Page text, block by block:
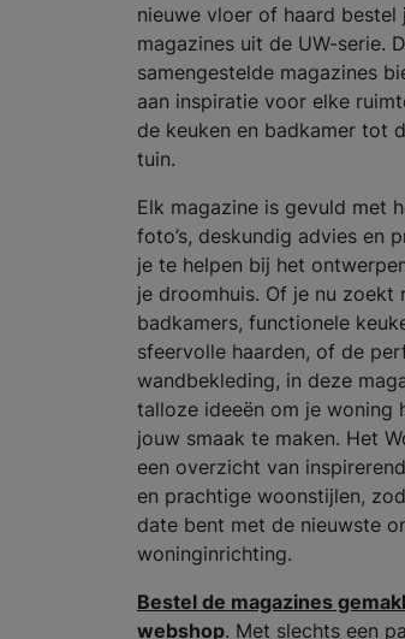
nieuwe vloer of haard bestel
magazines uit de UW-serie.
samengestelde magazines
aan inspiratie voor elke
de keuken en badkamer tot
tuin.
Elk magazine is gevuld met
foto’s, deskundig advies en
je te helpen bij het
je droomhuis. Of je nu zoekt
badkamers, functionele
sfeervolle haarden, of de
wandbekleding, in deze
talloze ideeën om je woning
jouw smaak te maken. Het
een overzicht van
en prachtige woonstijlen,
date bent met de nieuwste
woninginrichting.
Bestel de magazines
webshop. Met slechts een